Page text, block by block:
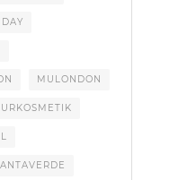
MULONDON